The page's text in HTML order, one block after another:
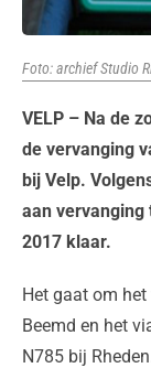
Foto: archief Studio
VELP – Na de
de vervanging
bij Velp.
aan vervanging
2017 klaar.
Het gaat om
Beemd en het
N785 bij